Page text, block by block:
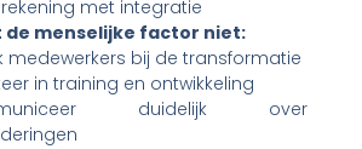
met integratie
de menselijke factor niet:
medewerkers bij de transformatie
in training en ontwikkeling
duidelijk over